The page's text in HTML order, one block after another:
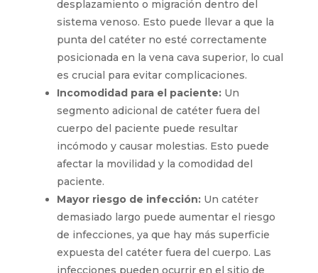
Mientras que si el catéter quedademasiado
largonos encontramos frente a otra serie de
complicaciones:
Desplazamiento y migración:Un catéter
demasiado largo aumenta el riesgo de
desplazamiento o migración dentro del
sistema venoso. Esto puede llevar a que la
punta del catéter no esté correctamente
posicionada en la vena cava superior, lo
cual es crucial para evitar complicaciones.
Incomodidad para el paciente: Un
segmento adicional de catéter fuera del
cuerpo del paciente puede resultar
incómodo y causar molestias. Esto puede
afectar la movilidad y la comodidad del